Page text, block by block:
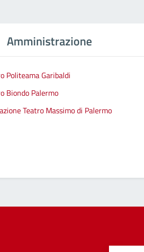
Amministrazione
Politeama Garibaldi
Biondo Palermo
Teatro Massimo di Palermo